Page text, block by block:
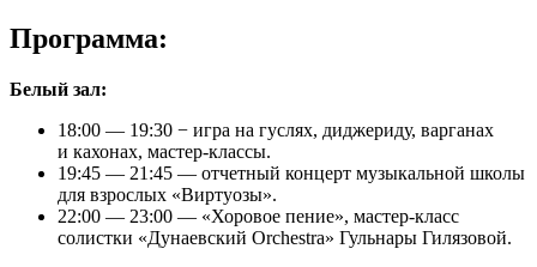
Программа:
Белый зал:
18:00 — 19:30 − игра на гуслях, диджериду, варганах
и кахонах, мастер-классы.
19:45 — 21:45 — отчетный концерт музыкальной школы
для взрослых «Виртуозы».
22:00 — 23:00 — «Хоровое пение», мастер-класс
солистки «Дунаевский Orchestra» Гульнары Гилязовой.